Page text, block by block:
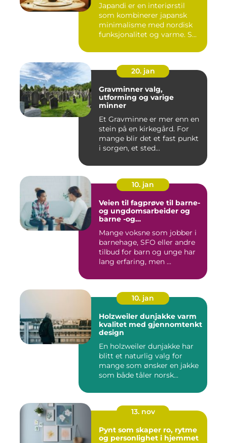
Japandi er en interiørstil
som kombinerer japansk
minimalisme med nordisk
funksjonalitet og varme. S...
20. jan
Gravminner valg,
utforming og varige
minner
Et Gravminne er mer enn en
stein på en kirkegård. For
mange blir det et fast punkt
i sorgen, et sted...
10. jan
Veien til fagprøve til barne-
og ungdomsarbeider og
barne -og
Mange voksne som jobber i
barnehage, SFO eller andre
tilbud for barn og unge har
lang erfaring, men ...
10. jan
Holzweiler dunjakke varm
kvalitet med gjennomtenkt
design
En holzweiler dunjakke har
blitt et naturlig valg for
mange som ønsker en jakke
som både tåler norsk...
13. nov
Pynt som skaper ro, rytme
og personlighet i hjemmet